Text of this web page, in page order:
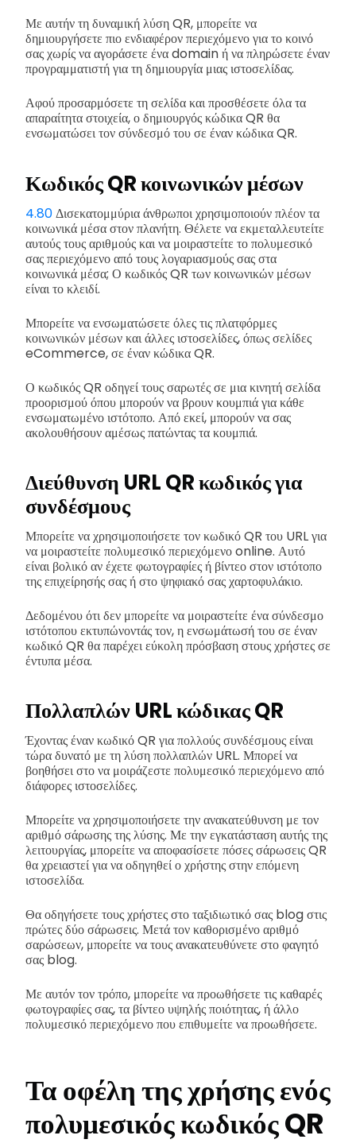
Με αυτήν τη δυναμική λύση QR, μπορείτε να
δημιουργήσετε πιο ενδιαφέρον περιεχόμενο για το κοινό
σας χωρίς να αγοράσετε ένα domain ή να πληρώσετε έναν
προγραμματιστή για τη δημιουργία μιας ιστοσελίδας.
Αφού προσαρμόσετε τη σελίδα και προσθέσετε όλα τα
απαραίτητα στοιχεία, ο δημιουργός κώδικα QR θα
ενσωματώσει τον σύνδεσμό του σε έναν κώδικα QR.
Κωδικός QR κοινωνικών μέσων
4.80Δισεκατομμύρια άνθρωποι χρησιμοποιούν πλέον τα
κοινωνικά μέσα στον πλανήτη. Θέλετε να εκμεταλλευτείτε
αυτούς τους αριθμούς και να μοιραστείτε το πολυμεσικό
σας περιεχόμενο από τους λογαριασμούς σας στα
κοινωνικά μέσα; Ο κωδικός QR των κοινωνικών μέσων
είναι το κλειδί.
Μπορείτε να ενσωματώσετε όλες τις πλατφόρμες
κοινωνικών μέσων και άλλες ιστοσελίδες, όπως σελίδες
eCommerce, σε έναν κώδικα QR.
Ο κωδικός QR οδηγεί τους σαρωτές σε μια κινητή σελίδα
προορισμού όπου μπορούν να βρουν κουμπιά για κάθε
ενσωματωμένο ιστότοπο. Από εκεί, μπορούν να σας
ακολουθήσουν αμέσως πατώντας τα κουμπιά.
Διεύθυνση URLQR κωδικός για
συνδέσμους
Μπορείτε να χρησιμοποιήσετε τον κωδικό QR του URL για
να μοιραστείτε πολυμεσικό περιεχόμενο online. Αυτό
είναι βολικό αν έχετε φωτογραφίες ή βίντεο στον ιστότοπο
της επιχείρησής σας ή στο ψηφιακό σας χαρτοφυλάκιο.
Δεδομένου ότι δεν μπορείτε να μοιραστείτε ένα σύνδεσμο
ιστότοπου εκτυπώνοντάς τον, η ενσωμάτωσή του σε έναν
κωδικό QR θα παρέχει εύκολη πρόσβαση στους χρήστες σε
έντυπα μέσα.
Πολλαπλών URL κώδικας QR
Έχοντας έναν κωδικό QR για πολλούς συνδέσμους είναι
τώρα δυνατό με τη λύση πολλαπλών URL. Μπορεί να
βοηθήσει στο να μοιράζεστε πολυμεσικό περιεχόμενο από
διάφορες ιστοσελίδες.
Μπορείτε να χρησιμοποιήσετε την ανακατεύθυνση με τον
αριθμό σάρωσης της λύσης. Με την εγκατάσταση αυτής της
λειτουργίας, μπορείτε να αποφασίσετε πόσες σάρωσεις QR
θα χρειαστεί για να οδηγηθεί ο χρήστης στην επόμενη
ιστοσελίδα.
Θα οδηγήσετε τους χρήστες στο ταξιδιωτικό σας blog στις
πρώτες δύο σάρωσεις. Μετά τον καθορισμένο αριθμό
σαρώσεων, μπορείτε να τους ανακατευθύνετε στο φαγητό
σας blog.
Με αυτόν τον τρόπο, μπορείτε να προωθήσετε τις καθαρές
φωτογραφίες σας, τα βίντεο υψηλής ποιότητας, ή άλλο
πολυμεσικό περιεχόμενο που επιθυμείτε να προωθήσετε.
Τα οφέλη της χρήσης ενός
πολυμεσικός κωδικός QR